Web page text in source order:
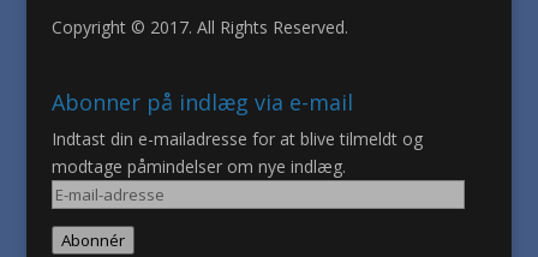
Copyright © 2017. All Rights Reserved.
Abonner på indlæg via e-mail
Indtast din e-mailadresse for at blive tilmeldt og
modtage påmindelser om nye indlæg.
E-
adresse
Abonnér